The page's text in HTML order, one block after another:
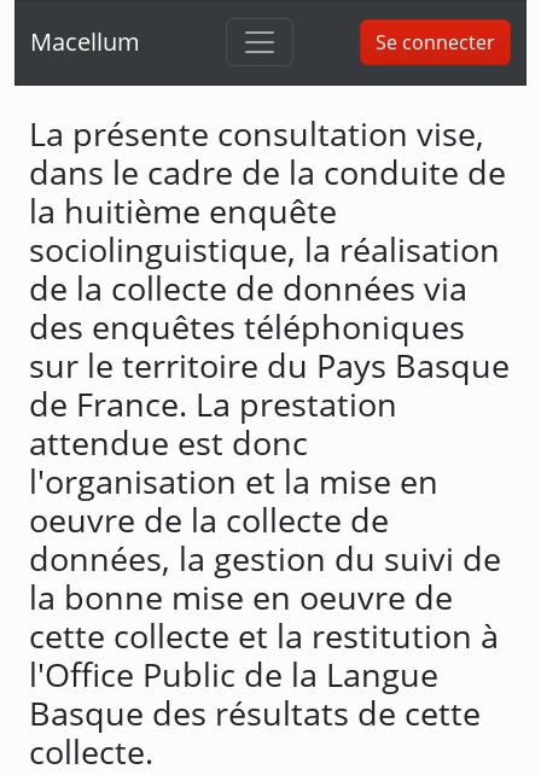
Macellum Se connecter
La présente consultation vise,
dans le cadre de la conduite de
la huitième enquête
sociolinguistique, la réalisation
de la collecte de données via
des enquêtes téléphoniques
sur le territoire du Pays Basque
de France. La prestation
attendue est donc
l'organisation et la mise en
oeuvre de la collecte de
données, la gestion du suivi de
la bonne mise en oeuvre de
cette collecte et la restitution à
l'Office Public de la Langue
Basque des résultats de cette
collecte.